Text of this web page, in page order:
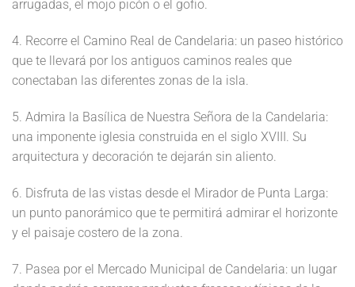
arrugadas, el mojo picón o el gofio.
4. Recorre el Camino Real de Candelaria: un paseo histórico
que te llevará por los antiguos caminos reales que
conectaban las diferentes zonas de la isla.
5. Admira la Basílica de Nuestra Señora de la Candelaria:
una imponente iglesia construida en el siglo XVIII. Su
arquitectura y decoración te dejarán sin aliento.
6. Disfruta de las vistas desde el Mirador de Punta Larga:
un punto panorámico que te permitirá admirar el horizonte
y el paisaje costero de la zona.
7. Pasea por el Mercado Municipal de Candelaria: un lugar